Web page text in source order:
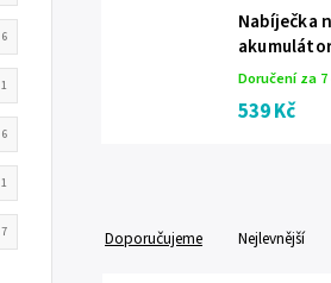
6
1
6
1
7
Nabíječka
Doručení za
539 Kč
Doporučujeme Nejlevnější